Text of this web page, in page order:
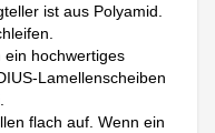
ist aus Polyamid.
ein hochwertiges
Lamellenscheiben
flach auf. Wenn ein